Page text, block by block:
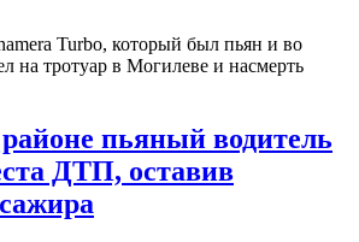
Turbo, который был пьян и во
на тротуар в Могилеве и насмерть
пьяный водитель
ДТП, оставив